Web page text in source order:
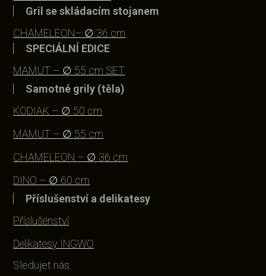
Gril se skládacím stojanem
CHAMELEON– ∅ 36 cm
SPECIÁLNÍ EDICE
MAMUT – ∅ 55 cm SET
Samotné grily (těla)
KODIAK – ∅ 50 cm
MAMUT – ∅ 55 cm
CHAMELEON – ∅ 36 cm
DINO – ∅ 60 cm
Příslušenství a delikatesy
Příslušenství
Delikatesy INGWO
Sledujet nás: